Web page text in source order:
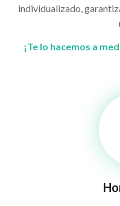
individualizado,
¡Te lo hacemos a